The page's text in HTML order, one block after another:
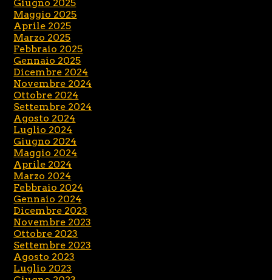
Giugno 2025
Maggio 2025
Aprile 2025
Marzo 2025
Febbraio 2025
Gennaio 2025
Dicembre 2024
Novembre 2024
Ottobre 2024
Settembre 2024
Agosto 2024
Luglio 2024
Giugno 2024
Maggio 2024
Aprile 2024
Marzo 2024
Febbraio 2024
Gennaio 2024
Dicembre 2023
Novembre 2023
Ottobre 2023
Settembre 2023
Agosto 2023
Luglio 2023